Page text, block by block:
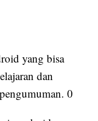
yang bisa
dan
0